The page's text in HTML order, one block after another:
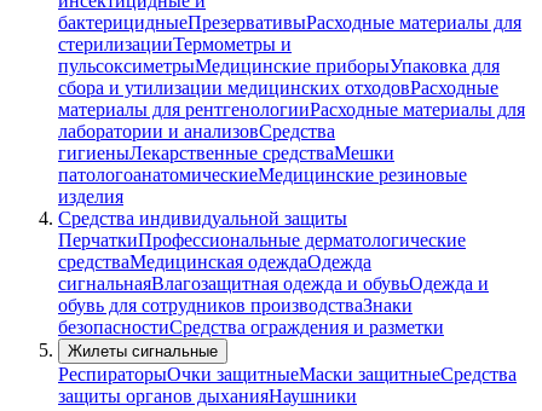
бактерицидныеПрезервативыРасходные материалы для
стерилизацииТермометры и
пульсоксиметрыМедицинские приборыУпаковка для
сбора и утилизации медицинских отходовРасходные
материалы для рентгенологииРасходные материалы для
лаборатории и анализовСредства
гигиеныЛекарственные средстваМешки
патологоанатомическиеМедицинские резиновые
изделия
Средства индивидуальной защиты
ПерчаткиПрофессиональные дерматологические
средстваМедицинская одеждаОдежда
сигнальнаяВлагозащитная одежда и обувьОдежда и
обувь для сотрудников производстваЗнаки
безопасностиСредства ограждения и разметки
Жилеты сигнальные
РеспираторыОчки защитныеМаски защитныеСредства
защиты органов дыханияНаушники